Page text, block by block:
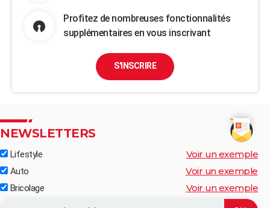
Profitez de nombreuses fonctionnalités
supplémentaires en vous inscrivant
S'INSCRIRE
NEWSLETTERS
Lifestyle Voir un exemple
Auto Voir un exemple
Bricolage Voir un exemple